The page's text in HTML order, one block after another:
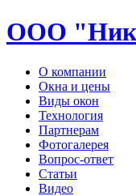
ООО
О компании
Окна и цены
Виды окон
Технология
Партнерам
Фотогалерея
Вопрос-ответ
Статьи
Видео